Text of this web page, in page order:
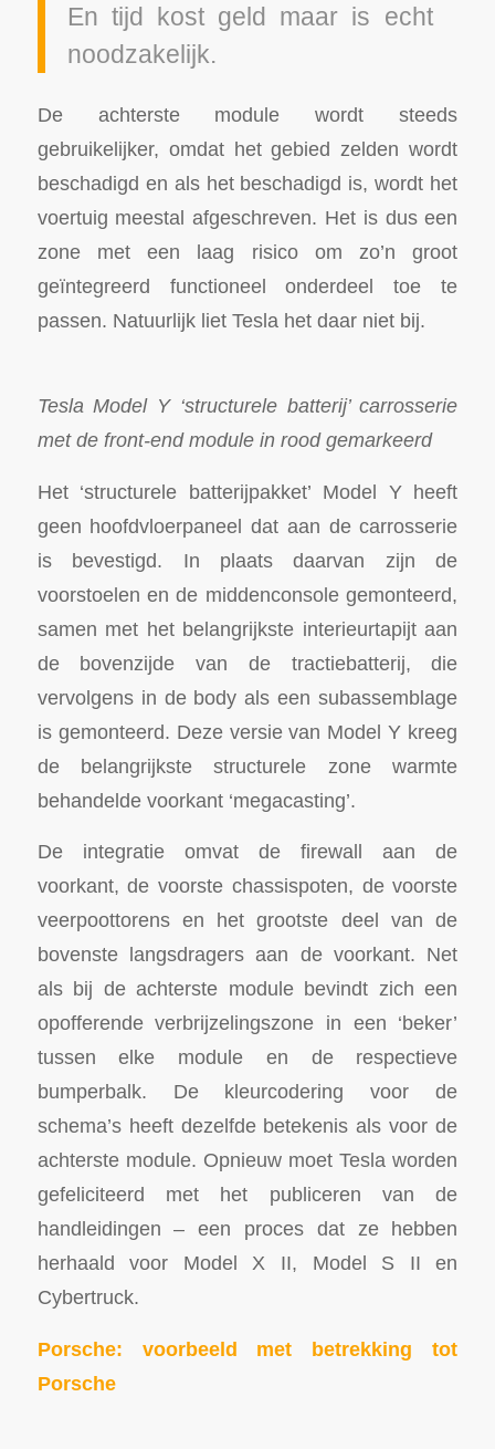
En tijd kost geld maar is echt
noodzakelijk.
De achterste module wordt steeds
gebruikelijker, omdat het gebied zelden wordt
beschadigd en als het beschadigd is, wordt het
voertuig meestal afgeschreven. Het is dus een
zone met een laag risico om zo’n groot
geïntegreerd functioneel onderdeel toe te
passen. Natuurlijk liet Tesla het daar niet bij.
Tesla Model Y ‘structurele batterij’ carrosserie
met de front-end module in rood gemarkeerd
Het ‘structurele batterijpakket’ Model Y heeft
geen hoofdvloerpaneel dat aan de carrosserie
is bevestigd. In plaats daarvan zijn de
voorstoelen en de middenconsole gemonteerd,
samen met het belangrijkste interieurtapijt aan
de bovenzijde van de tractiebatterij, die
vervolgens in de body als een subassemblage
is gemonteerd. Deze versie van Model Y kreeg
de belangrijkste structurele zone warmte
behandelde voorkant ‘megacasting’.
De integratie omvat de firewall aan de
voorkant, de voorste chassispoten, de voorste
veerpoottorens en het grootste deel van de
bovenste langsdragers aan de voorkant. Net
als bij de achterste module bevindt zich een
opofferende verbrijzelingszone in een ‘beker’
tussen elke module en de respectieve
bumperbalk. De kleurcodering voor de
schema’s heeft dezelfde betekenis als voor de
achterste module. Opnieuw moet Tesla worden
gefeliciteerd met het publiceren van de
handleidingen – een proces dat ze hebben
herhaald voor Model X II, Model S II en
Cybertruck.
Porsche: voorbeeld met betrekking tot
Porsche